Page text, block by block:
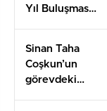
Yıl Buluşması
Sinan Taha
Coşkun’un
görevdeki